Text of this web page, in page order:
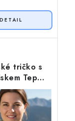
tričko s
Tep